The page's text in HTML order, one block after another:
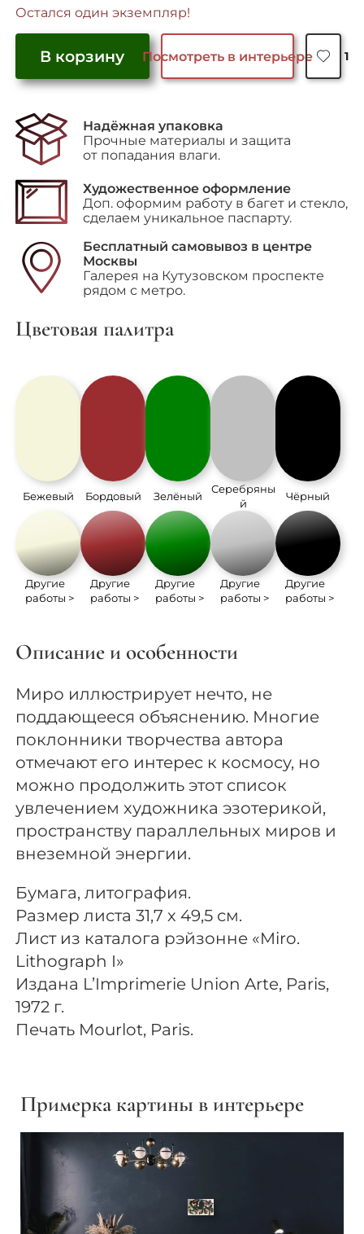
Остался один экземпляр!
Количество
"Untitled"
В корзину Посмотреть в интерьере 1
Надёжная упаковка
Прочные материалы и защита
от попадания влаги.
Художественное оформление
Доп. оформим работу в багет и стекло,
сделаем уникальное паспарту.
Бесплатный самовывоз в центре
Москвы
Галерея на Кутузовском проспекте
рядом с метро.
Цветовая палитра
Бежевый
Другие
работы >
Бордовый
Другие
работы >
Зелёный
Другие
работы >
Серебряны
й
Другие
работы >
Чёрный
Другие
работы >
Описание и особенности
Миро иллюстрирует нечто, не
поддающееся объяснению. Многие
поклонники творчества автора
отмечают его интерес к космосу, но
можно продолжить этот список
увлечением художника эзотерикой,
пространству параллельных миров и
внеземной энергии.
Бумага, литография.
Размер листа 31,7 х 49,5 см.
Лист из каталога рэйзонне «Miro.
Lithograph I»
Издана L’Imprimerie Union Arte, Paris,
1972 г.
Печать Mourlot, Paris.
Примерка картины в интерьере